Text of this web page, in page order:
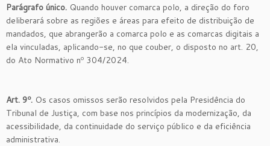
Parágrafo único. Quando houver comarca polo, a direção do foro
deliberará sobre as regiões e áreas para efeito de distribuição de
mandados, que abrangerão a comarca polo e as comarcas digitais a
ela vinculadas, aplicando-se, no que couber, o disposto no art. 20,
do Ato Normativo nº 304/2024.
Art. 9º. Os casos omissos serão resolvidos pela Presidência do
Tribunal de Justiça, com base nos princípios da modernização, da
acessibilidade, da continuidade do serviço público e da eficiência
administrativa.